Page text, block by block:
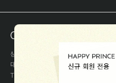
COMPANY INFO
상호
(주)해피프린스
대표
이화진
TEL